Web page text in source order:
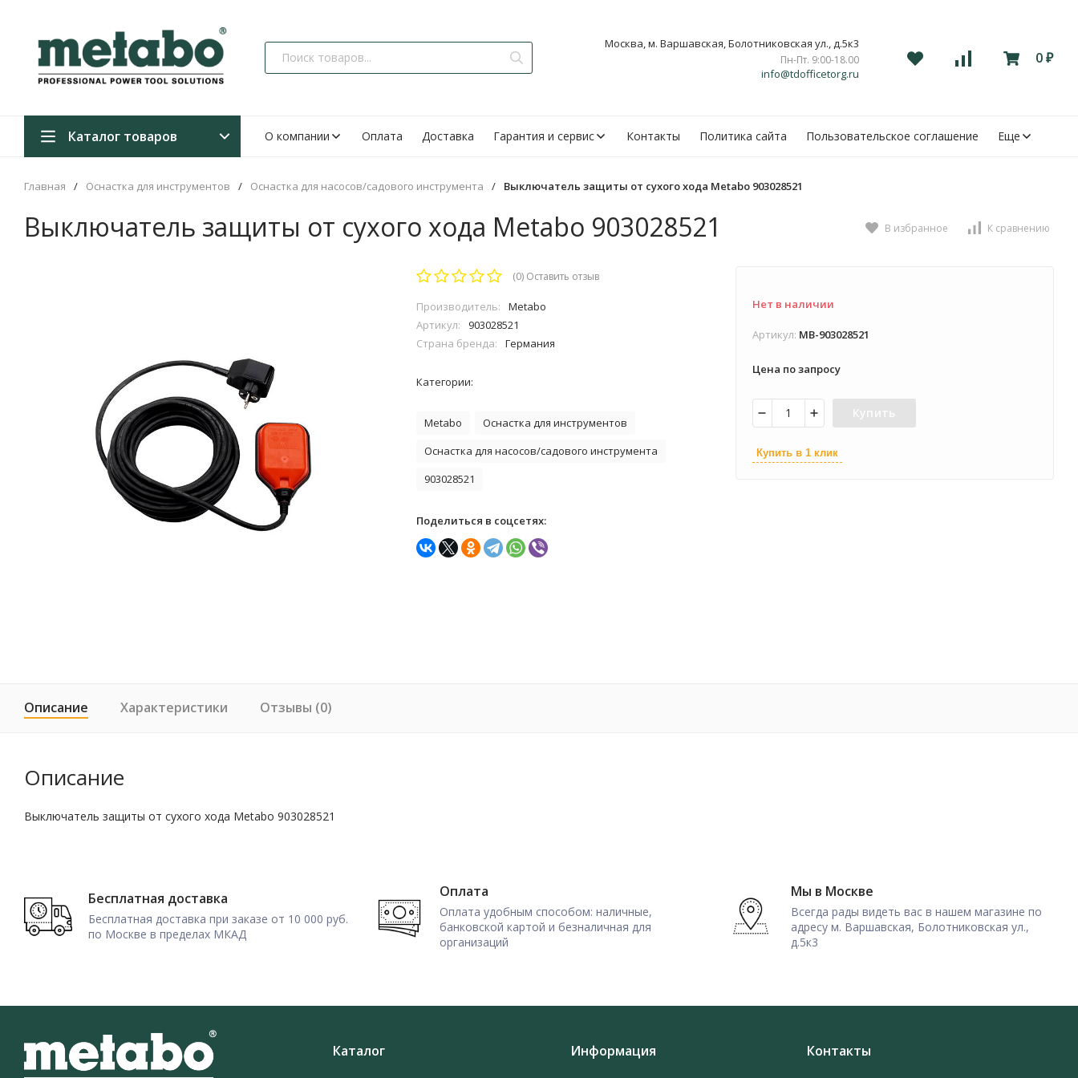
Москва, м. Варшавская, Болотниковская ул., д.5к3
Пн-Пт. 9:00-18.00
info@tdofficetorg.ru
0 ₽
Каталог товаров О компании Оплата Доставка Гарантия и сервис Контакты Политика сайта Пользовательское соглашение Еще
Главная / Оснастка для инструментов / Оснастка для насосов/садового инструмента / Выключатель защиты от сухого хода Metabo 903028521
Выключатель защиты от сухого хода Metabo 903028521 В избранное К сравнению
(0) Оставить отзыв
Производитель:
Metabo
Артикул:
903028521
Страна бренда:
Германия
Категории:
Metabo
Оснастка для инструментов
Оснастка для насосов/садового инструмента
903028521
Поделиться в соцсетях:
Нет в наличии
Артикул: MB-903028521
Цена по запросу
Купить
Купить в 1 клик
Описание Характеристики Отзывы (0)
Описание
Выключатель защиты от сухого хода Metabo 903028521
Бесплатная доставка
Бесплатная доставка при заказе от 10 000 руб.
по Москве в пределах МКАД
Оплата
Оплата удобным способом: наличные,
банковской картой и безналичная для
организаций
Мы в Москве
Всегда рады видеть вас в нашем магазине по
адресу м. Варшавская, Болотниковская ул.,
д.5к3
Каталог Информация Контакты